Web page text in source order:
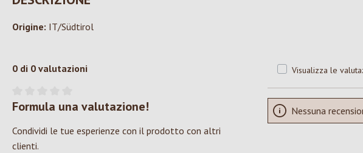
Origine: IT/Südtirol
0 di 0 valutazioni
Valutazione media di 0 su 5 stelle
Formula una valutazione!
Condividi le tue esperienze con il prodotto con altri
clienti.
Visualizza le
Nessuna